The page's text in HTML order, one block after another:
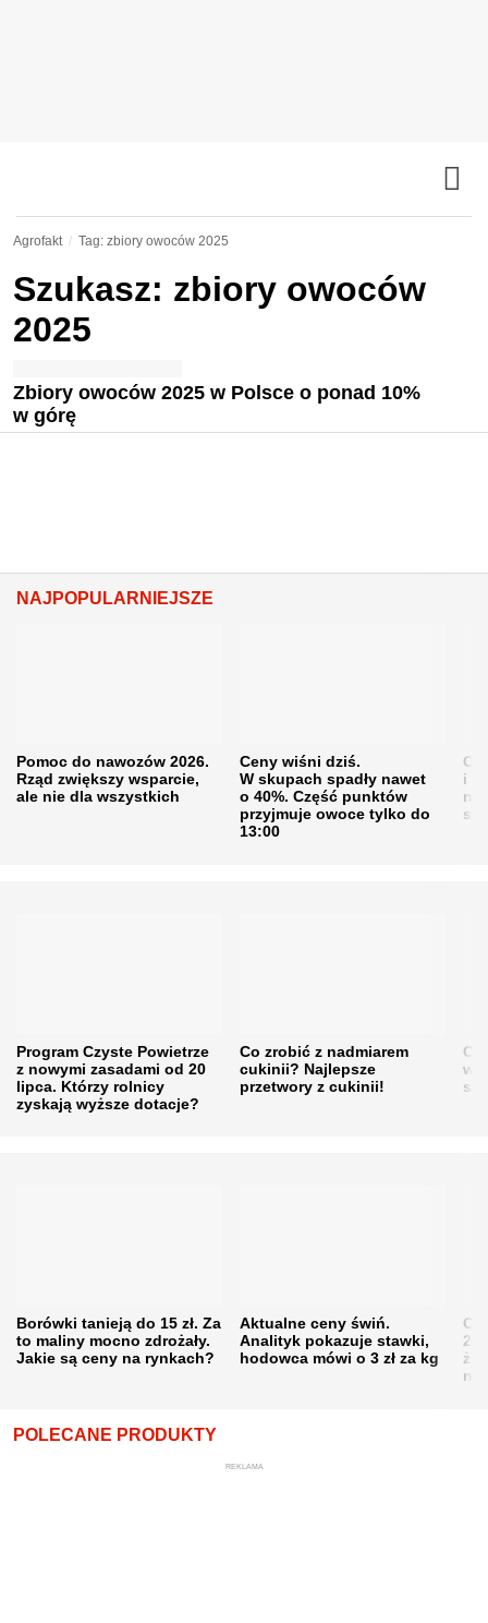
Agrofakt Tag: zbiory owoców 2025
Szukasz: zbiory owoców
2025
Zbiory owoców 2025 w Polsce o ponad 10%
w górę
NAJPOPULARNIEJSZE
Pomoc do nawozów 2026.
Rząd zwiększy wsparcie,
ale nie dla wszystkich
Ceny wiśni dziś.
W skupach spadły nawet
o 40%. Część punktów
przyjmuje owoce tylko do
13:00
i
Program Czyste Powietrze
z nowymi zasadami od 20
lipca. Którzy rolnicy
zyskają wyższe dotacje?
Co zrobić z nadmiarem
cukinii? Najlepsze
przetwory z cukinii!
w
Borówki tanieją do 15 zł. Za
to maliny mocno zdrożały.
Jakie są ceny na rynkach?
Aktualne ceny świń.
Analityk pokazuje stawki,
hodowca mówi o 3 zł za kg
POLECANE PRODUKTY
REKLAMA